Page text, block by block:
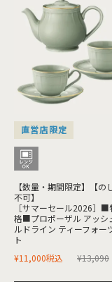
直営店限定
【数量・期間限定】【の
不可】
［サマーセール2026］■
格■プロポーザル アッシ
ルドライン ティーフォー
ト
¥13,090
¥11,000税込